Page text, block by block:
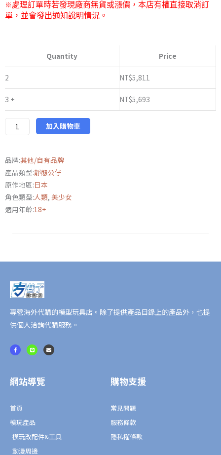
※處理訂單時若發現廠商無貨或漲價，本店有權直接取消訂
單，並會發出通知說明情況。
Quantity Price
2 NT$5,811
3 + NT$5,693
日
版
ADAMAS
迷
冰
的
古
裝
少
女-
AMIAMI
版
數
量
加入購物車
品牌:其他/自有品牌
產品類型:靜態公仔
原作地區:日本
角色類型:人類, 美少女
適用年齡:18+
專營海外代購的模型玩具店。除了提供產品目錄上的產品外，也提
供個人洽詢代購服務。
F
a
c
k
-
L
i
n
E
n
v
網站導覽
首頁
模玩產品
模玩改配件&工具
動漫周邊
購物支援
常見問題
服務條款
隱私權條款